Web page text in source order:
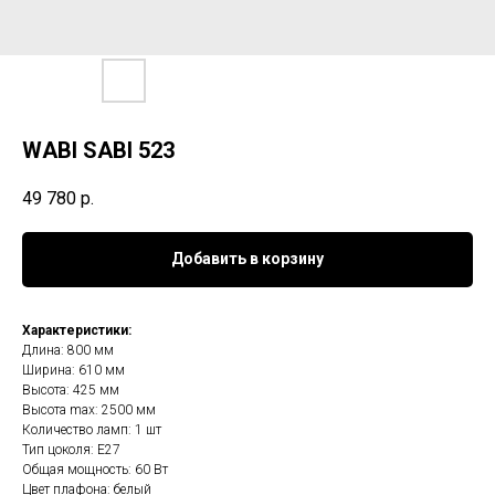
WABI SABI 523
49 780 р.
Добавить в корзину
Характеристики:
Длина: 800 мм
Ширина: 610 мм
Высота: 425 мм
Высота max: 2500 мм
Количество ламп: 1 шт
Тип цоколя: Е27
Общая мощность: 60 Вт
Цвет плафона: белый